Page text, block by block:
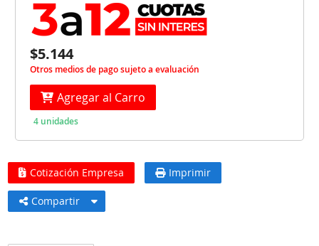
$5.144
Otros medios de pago sujeto a evaluación
Agregar al Carro
4 unidades
Cotización Empresa Imprimir
Compartir